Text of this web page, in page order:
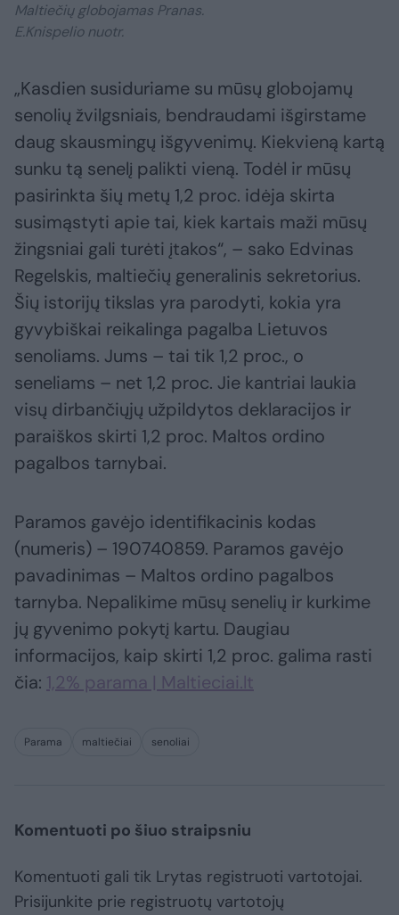
Maltiečių globojamas Pranas.
E.Knispelio nuotr.
„Kasdien susiduriame su mūsų globojamų
senolių žvilgsniais, bendraudami išgirstame
daug skausmingų išgyvenimų. Kiekvieną kartą
sunku tą senelį palikti vieną. Todėl ir mūsų
pasirinkta šių metų 1,2 proc. idėja skirta
susimąstyti apie tai, kiek kartais maži mūsų
žingsniai gali turėti įtakos“, – sako Edvinas
Regelskis, maltiečių generalinis sekretorius.
Šių istorijų tikslas yra parodyti, kokia yra
gyvybiškai reikalinga pagalba Lietuvos
senoliams. Jums – tai tik 1,2 proc., o
seneliams – net 1,2 proc. Jie kantriai laukia
visų dirbančiųjų užpildytos deklaracijos ir
paraiškos skirti 1,2 proc. Maltos ordino
pagalbos tarnybai.
Paramos gavėjo identifikacinis kodas
(numeris) – 190740859. Paramos gavėjo
pavadinimas – Maltos ordino pagalbos
tarnyba. Nepalikime mūsų senelių ir kurkime
jų gyvenimo pokytį kartu. Daugiau
informacijos, kaip skirti 1,2 proc. galima rasti
čia: 1,2% parama | Maltieciai.lt
Parama maltiečiai senoliai
Komentuoti po šiuo straipsniu
Komentuoti gali tik Lrytas registruoti vartotojai.
Prisijunkite prie registruotų vartotojų